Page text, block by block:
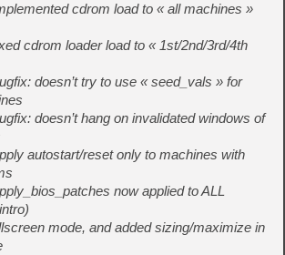
cdrom load to « all machines »
cdrom loader load to « 1st/2nd/3rd/4th
doesn’t try to use « seed_vals » for
doesn’t hang on invalidated windows of
autostart/reset only to machines with
now applied to ALL
mode, and added sizing/maximize in